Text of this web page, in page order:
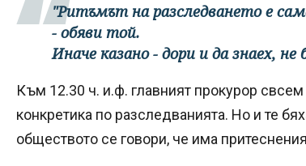
"Ритъмът на разследването е
- обяви той.
Иначе казано - дори и да знаех,
Към 12.30 ч. и.ф. главният прокурор
конкретика по разследванията. Но и те
обществото се говори, че има